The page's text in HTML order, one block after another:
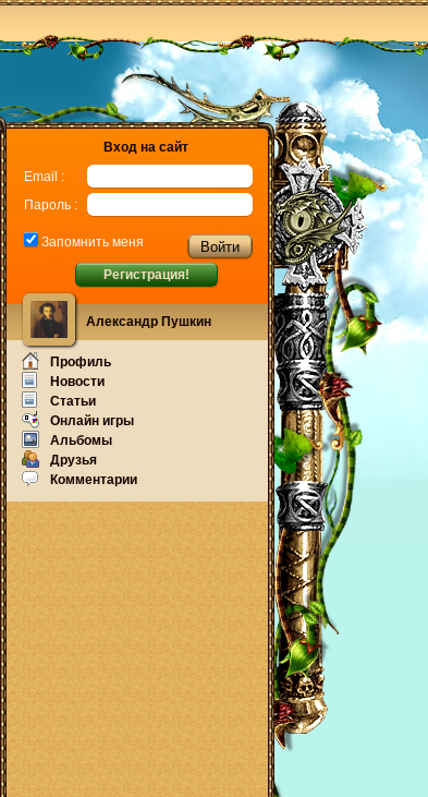
Вход на сайт
Email :
Пароль :
Запомнить меня
Регистрация!
Александр Пушкин
Профиль
Новости
Статьи
Онлайн игры
Альбомы
Друзья
Комментарии